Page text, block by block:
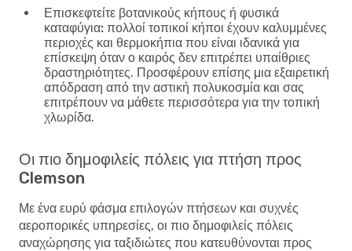
Επισκεφτείτε βοτανικούς κήπους ή φυσικά
καταφύγια: πολλοί τοπικοί κήποι έχουν καλυμμένες
περιοχές και θερμοκήπια που είναι ιδανικά για
επίσκεψη όταν ο καιρός δεν επιτρέπει υπαίθριες
δραστηριότητες. Προσφέρουν επίσης μια εξαιρετική
απόδραση από την αστική πολυκοσμία και σας
επιτρέπουν να μάθετε περισσότερα για την τοπική
χλωρίδα.
Οι πιο δημοφιλείς πόλεις για πτήση προς
Clemson
Με ένα ευρύ φάσμα επιλογών πτήσεων και συχνές
αεροπορικές υπηρεσίες, οι πιο δημοφιλείς πόλεις
αναχώρησης για ταξιδιώτες που κατευθύνονται προς